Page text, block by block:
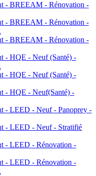
- BREEAM - Rénovation -
- BREEAM - Rénovation -
- BREEAM - Rénovation -
- HQE - Neuf (Santé) -
- HQE - Neuf (Santé) -
- HQE - Neuf(Santé) -
- LEED - Neuf - Panoprey -
- LEED - Neuf - Stratifié
- LEED - Rénovation -
- LEED - Rénovation -